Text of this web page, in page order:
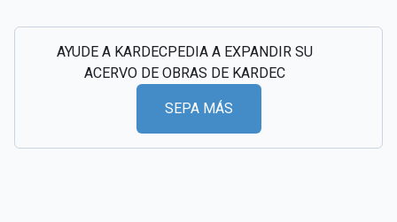
AYUDE A KARDECPEDIA A EXPANDIR SU
ACERVO DE OBRAS DE KARDEC
SEPA MÁS